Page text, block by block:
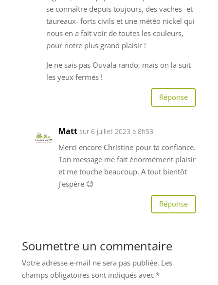
se connaître depuis toujours, des vaches -et
taureaux- forts civils et une météo nickel qui
nous en a fait voir de toutes les couleurs,
pour notre plus grand plaisir !
Je ne sais pas Ouvala rando, mais on la suit
les yeux fermés !
Réponse
Matt sur 6 juillet 2023 à 8h53
Merci encore Christine pour ta confiance.
Ton message me fait énormément plaisir
et me touche beaucoup. A tout bientôt
j’espère 😉
Réponse
Soumettre un commentaire
Votre adresse e-mail ne sera pas publiée. Les
champs obligatoires sont indiqués avec *